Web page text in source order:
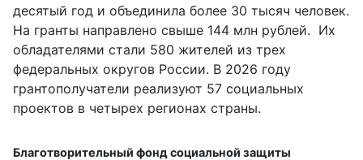
десятый год и объединила более 30 тысяч человек.
На гранты направлено свыше 144 млн рублей. Их
обладателями стали 580 жителей из трех
федеральных округов России. В 2026 году
грантополучатели реализуют 57 социальных
проектов в четырех регионах страны.
Благотворительный фонд социальной защиты